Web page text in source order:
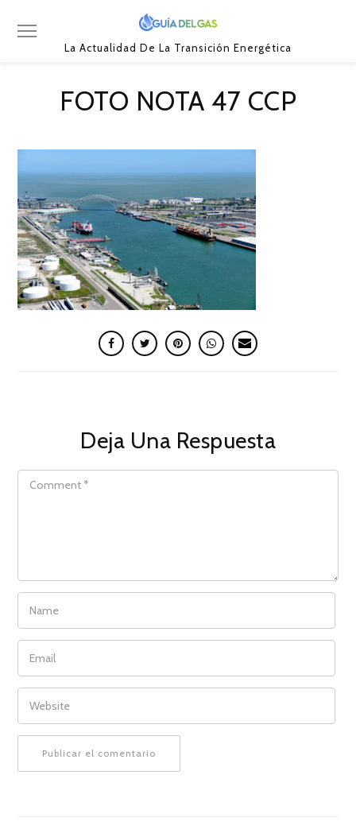
La Actualidad De La Transición Energética
FOTO NOTA 47 CCP
Deja Una Respuesta
COMMENT
NAME
EMAIL
WEBSITE